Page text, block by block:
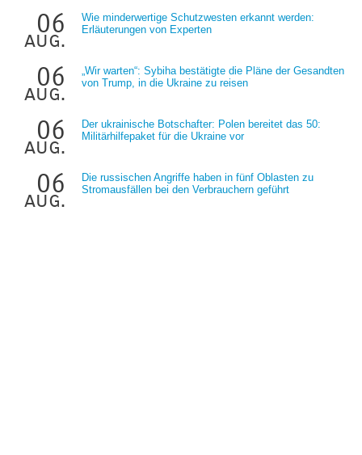
06
aug.
Wie minderwertige Schutzwesten erkannt werden:
Erläuterungen von Experten
06
aug.
„Wir warten“: Sybiha bestätigte die Pläne der Gesandten
von Trump, in die Ukraine zu reisen
06
aug.
Der ukrainische Botschafter: Polen bereitet das 50:
Militärhilfepaket für die Ukraine vor
06
aug.
Die russischen Angriffe haben in fünf Oblasten zu
Stromausfällen bei den Verbrauchern geführt